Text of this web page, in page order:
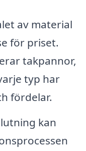
av material
för priset.
takpannor,
typ har
fördelar.
kan